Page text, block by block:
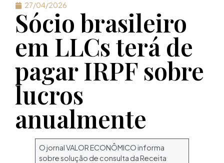
27/04/2026
Sócio brasileiro
em LLCs terá de
pagar IRPF sobre
lucros
anualmente
O jornal VALOR ECONÔMICO informa
sobre solução de consulta da Receita